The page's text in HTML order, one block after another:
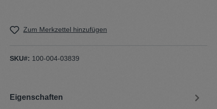
Zum Merkzettel hinzufügen
SKU#: 100-004-03839
Eigenschaften